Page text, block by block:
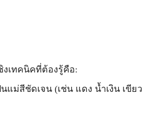
งเทคนิคที่ต้องรู้คือ:
แม่สีชัดเจน (เช่น แดง น้ำเงิน เขียว